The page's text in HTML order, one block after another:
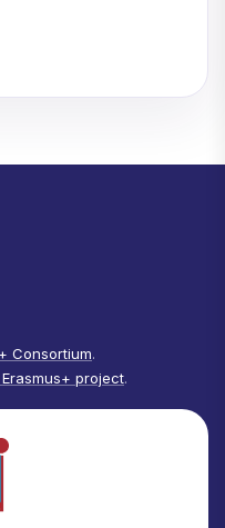
Consortium.
Erasmus+ project.